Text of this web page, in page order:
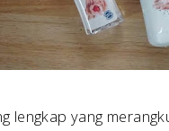
lengkap yang